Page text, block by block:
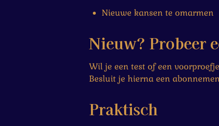
Nieuwe kansen te omarmen
Nieuw? Probeer
Wil je een test of een
Besluit je hierna een
Praktisch